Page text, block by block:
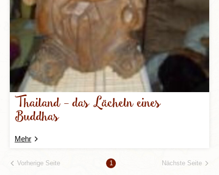
Thailand - das Lächeln eines
Buddhas
Mehr
Vorherige Seite 1 Nächste Seite